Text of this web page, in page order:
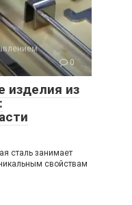
0
изделия из
сталь занимает
свойствам